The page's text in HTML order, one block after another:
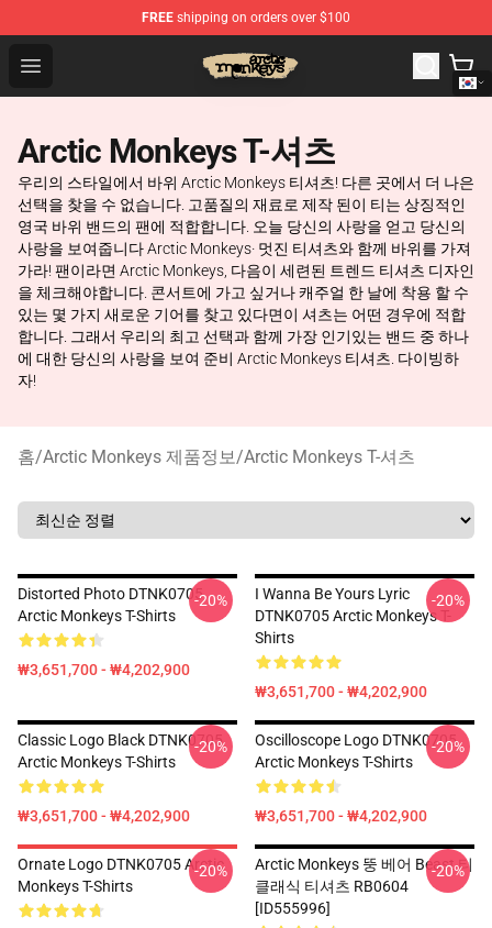
FREE shipping on orders over $100
Open menu
Arctic Monkeys Store - Official Arctic Monkeys
Arctic Monkeys T-셔츠
우리의 스타일에서 바위 Arctic Monkeys 티셔츠! 다른 곳에서 더 나은
선택을 찾을 수 없습니다. 고품질의 재료로 제작 된이 티는 상징적인
영국 바위 밴드의 팬에 적합합니다. 오늘 당신의 사랑을 얻고 당신의
사랑을 보여줍니다 Arctic Monkeys· 멋진 티셔츠와 함께 바위를 가져
가라! 팬이라면 Arctic Monkeys, 다음이 세련된 트렌드 티셔츠 디자인
을 체크해야합니다. 콘서트에 가고 싶거나 캐주얼 한 날에 착용 할 수
있는 몇 가지 새로운 기어를 찾고 있다면이 셔츠는 어떤 경우에 적합
합니다. 그래서 우리의 최고 선택과 함께 가장 인기있는 밴드 중 하나
에 대한 당신의 사랑을 보여 준비 Arctic Monkeys 티셔츠. 다이빙하
자!
홈/Arctic Monkeys 제품정보/Arctic Monkeys T-셔츠
Distorted Photo DTNK0705
Arctic Monkeys T-Shirts
₩3,651,700 - ₩4,202,900
-20%
I Wanna Be Yours Lyric
DTNK0705 Arctic Monkeys T-
Shirts
₩3,651,700 - ₩4,202,900
-20%
Classic Logo Black DTNK0705
Arctic Monkeys T-Shirts
₩3,651,700 - ₩4,202,900
-20%
Oscilloscope Logo DTNK0705
Arctic Monkeys T-Shirts
₩3,651,700 - ₩4,202,900
-20%
Ornate Logo DTNK0705 Arctic
Monkeys T-Shirts
-20%
Arctic Monkeys 뚱 베어 Beast 티
클래식 티셔츠 RB0604
[ID555996]
-20%